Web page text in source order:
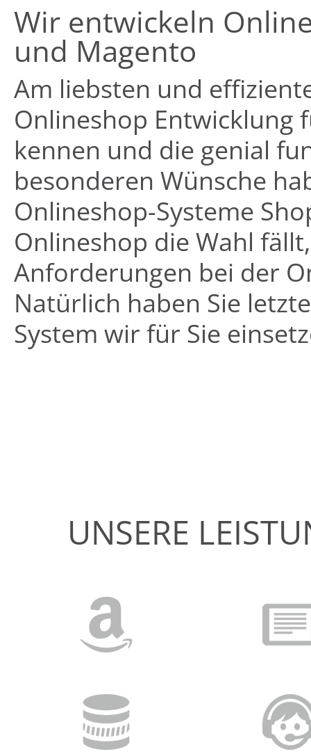
Wir entwickeln
und Magento
Am liebsten und
Onlineshop Entwicklung
kennen und die genial
besonderen Wünsche
Onlineshop-Systeme
Onlineshop die Wahl
Anforderungen bei der
Natürlich haben Sie
System wir für Sie
UNSERE